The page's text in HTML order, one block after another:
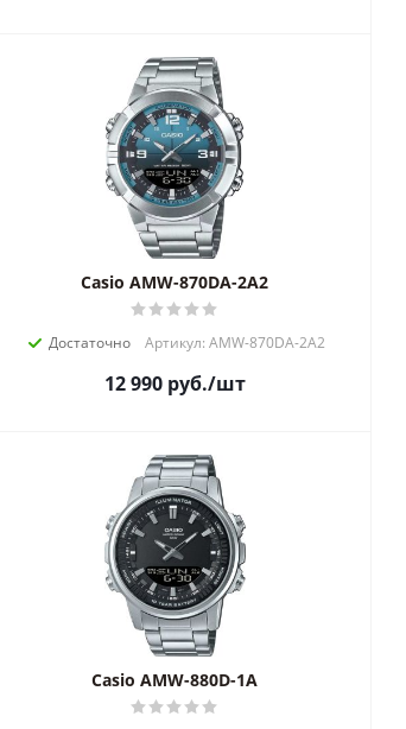
Casio AMW-870DA-2A2
Достаточно Артикул: AMW-870DA-2A2
12 990руб./шт
Casio AMW-880D-1A